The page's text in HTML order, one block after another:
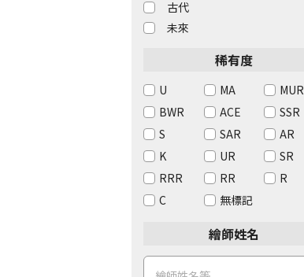
古代
未來
稀有度
U MA
MUR
BWR
ACE
SSR
S
SAR
AR
K
UR
SR
RRR
RR
R
C
無標記
繪師姓名